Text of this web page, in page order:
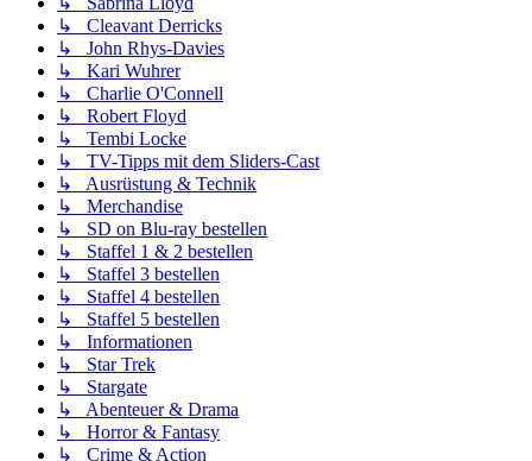
↳ Cleavant Derricks
↳ John Rhys-Davies
↳ Kari Wuhrer
↳ Charlie O'Connell
↳ Robert Floyd
↳ Tembi Locke
↳ TV-Tipps mit dem Sliders-Cast
↳ Ausrüstung & Technik
↳ Merchandise
↳ SD on Blu-ray bestellen
↳ Staffel 1 & 2 bestellen
↳ Staffel 3 bestellen
↳ Staffel 4 bestellen
↳ Staffel 5 bestellen
↳ Informationen
↳ Star Trek
↳ Stargate
↳ Abenteuer & Drama
↳ Horror & Fantasy
↳ Crime & Action